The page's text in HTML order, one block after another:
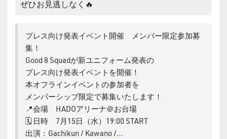
ぜひお見逃しなく🔥
プレス向け発表イベント開催 メンバー限定参加募
集！
Good 8 Squadが新ユニフォーム発表の
プレス向け発表イベントを開催！
本オフラインイベントの参加者を
メンバーシップ限定で募集いたします！
📍会場 HADOアリーナ＠お台場
🗓 日時 7月15日（水）19:00 START
出演：Gachikun / Kawano /…